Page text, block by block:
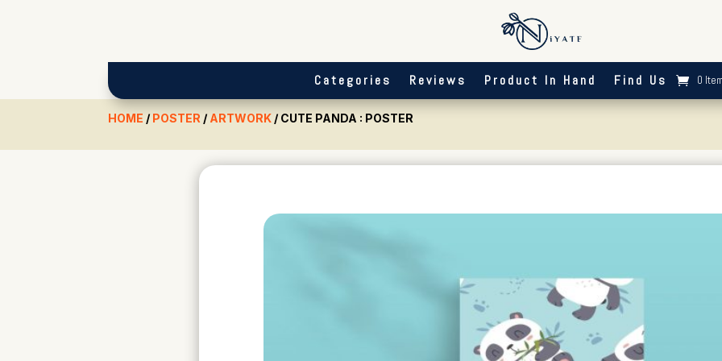
Categories Reviews Product In Hand Find Us 0
HOME /POSTER /ARTWORK / CUTE PANDA : POSTER